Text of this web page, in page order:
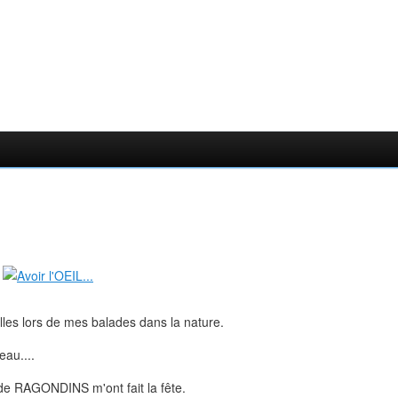
lors de mes balades dans la nature.
RAGONDINS m'ont fait la fête.